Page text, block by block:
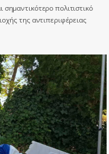
πολιτιστικό
της αντιπεριφέρειας